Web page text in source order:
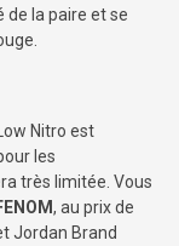
de la paire et se
Nitro est
les
très limitée. Vous
, au prix de
Jordan Brand